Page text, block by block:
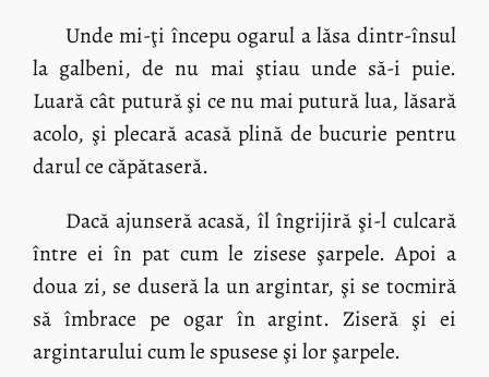
Unde mi-ţi începu ogarul a lăsa dintr-însul
la galbeni, de nu mai ştiau unde să-i puie.
Luară cât putură şi ce nu mai putură lua, lăsară
acolo, şi plecară acasă plină de bucurie pentru
darul ce căpătaseră.
Dacă ajunseră acasă, îl îngrijiră şi-l culcară
între ei în pat cum le zisese şarpele. Apoi a
doua zi, se duseră la un argintar, şi se tocmiră
să îmbrace pe ogar în argint. Ziseră şi ei
argintarului cum le spusese şi lor şarpele.